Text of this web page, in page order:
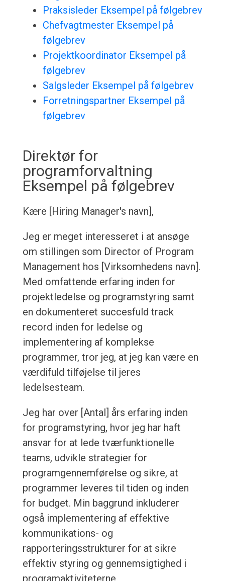
Praksisleder Eksempel på følgebrev
Chefvagtmester Eksempel på
følgebrev
Projektkoordinator Eksempel på
følgebrev
Salgsleder Eksempel på følgebrev
Forretningspartner Eksempel på
følgebrev
Direktør for
programforvaltning
Eksempel på følgebrev
Kære [Hiring Manager's navn],
Jeg er meget interesseret i at ansøge
om stillingen som Director of Program
Management hos [Virksomhedens navn].
Med omfattende erfaring inden for
projektledelse og programstyring samt
en dokumenteret succesfuld track
record inden for ledelse og
implementering af komplekse
programmer, tror jeg, at jeg kan være en
værdifuld tilføjelse til jeres
ledelsesteam.
Jeg har over [Antal] års erfaring inden
for programstyring, hvor jeg har haft
ansvar for at lede tværfunktionelle
teams, udvikle strategier for
programgennemførelse og sikre, at
programmer leveres til tiden og inden
for budget. Min baggrund inkluderer
også implementering af effektive
kommunikations- og
rapporteringsstrukturer for at sikre
effektiv styring og gennemsigtighed i
programaktiviteterne.